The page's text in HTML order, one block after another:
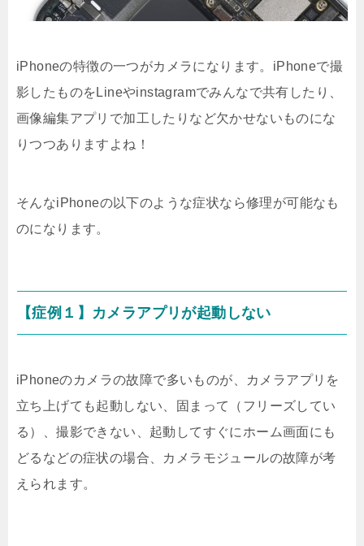
iPhoneの特徴の一つがカメラになります。iPhoneで撮
影したものをLineやinstagramでみんなで共有したり、
画像編集アプリで加工したりなど欠かせないものにな
りつつありますよね！
そんなiPhoneの以下のような症状なら修理が可能なも
のになります。
【症例１】カメラアプリが起動しない
iPhoneのカメラの故障で多いものが、カメラアプリを
立ち上げても起動しない、固まって（フリーズしてい
る）、撮影できない、起動してすぐにホーム画面にも
どるなどの症状の場合、カメラモジュールの故障が考
えられます。